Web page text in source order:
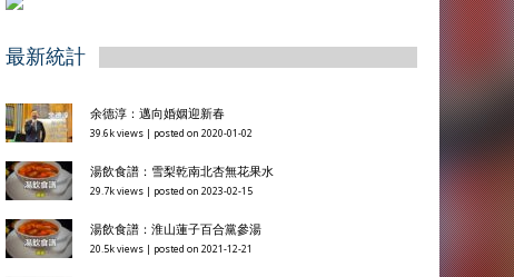
最新統計
余德淳：邁向婚姻迎新春
39.6k views posted on 2020-01-02
湯飲食譜：雪梨乾南北杏無花果水
29.7k views posted on 2023-02-15
湯飲食譜：淮山蓮子百合黨參湯
20.5k views posted on 2021-12-21